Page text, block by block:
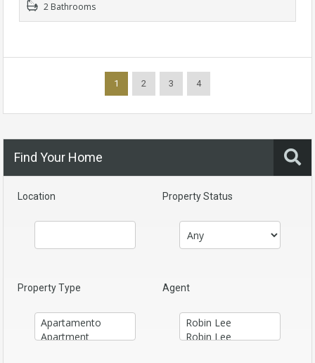
2 Bathrooms
1 2 3 4
Find Your Home
Location Property Status
Property Type Agent